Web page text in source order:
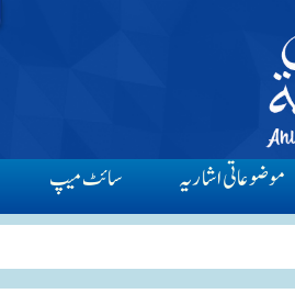
موضوعاتی اشاریہ سائٹ میپ